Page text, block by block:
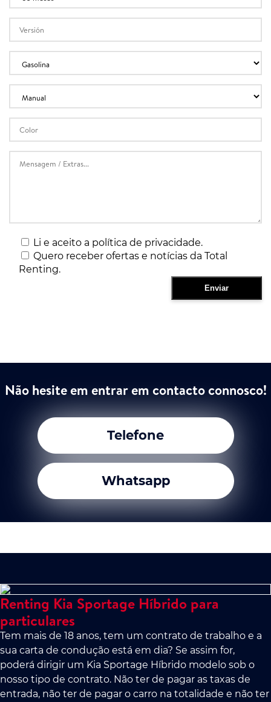
Li e aceito a política de privacidade.
Quero receber ofertas e notícias da Total
Renting.
Não hesite em entrar em contacto connosco!
Telefone
Whatsapp
Renting Kia Sportage Híbrido para
particulares
Tem mais de 18 anos, tem um contrato de trabalho e a
sua carta de condução está em dia? Se assim for,
poderá dirigir um Kia Sportage Híbrido modelo sob o
nosso tipo de contrato. Não ter de pagar as taxas de
entrada, não ter de pagar o carro na totalidade e não ter